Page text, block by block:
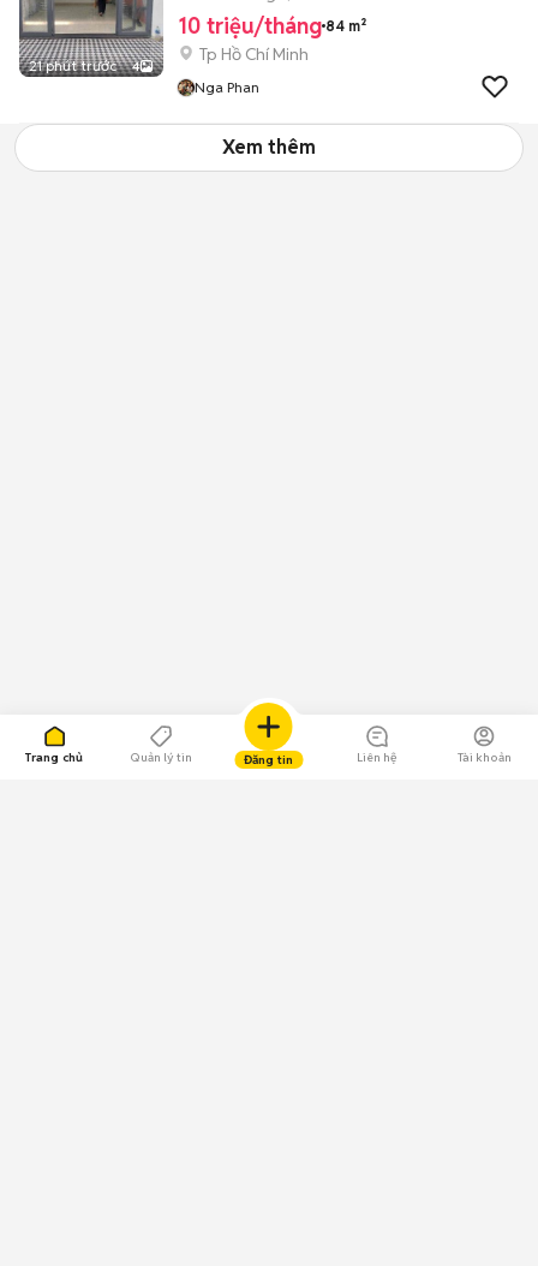
Trang chủ Quản lý tin Đăng tin Liên hệ Tài khoản
21 phút trước 4
10 triệu/tháng 84 m²
Tp Hồ Chí Minh
Nga Phan
Xem thêm